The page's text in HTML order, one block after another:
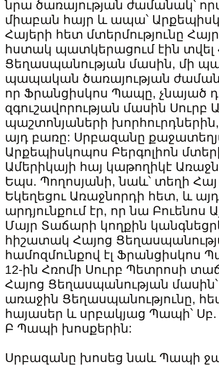
նրա ծառայության ժամանակ՝
միաբան հայր և ապա՝
Հայերի հետ մտերմությունը Հայր
հստակ պատկերացում էին տվել
Ցեղասպանության մասին, մի
պապական ծառայության
որ Ֆրանցիսկոս Պապը,
զգուշավորության մասին Սուրբ
պաշտոնյաների
այդ բառը: Սրբազանը
Արքեպիսկոպոս Բերգոլիոն
Ամերիկայի հայ կաթողիկէ
Եպս. Պողոսյանի, նաև՝ տեղի
Եկեղեցու Առաջնորդի հետ, և
արդյունքում էր, որ նա Բուենոս
Մայր Տաճարի կողքին
հիշատակ Հայոց
համոզմունքով էլ Ֆրանցիսկոս
12-ին Հռոմի Սուրբ Պետրոսի
Հայոց Ցեղասպանության
առաջին Ցեղասպանությունը,
հայասեր և սրբակյաց Պապի՝
Բ Պապի խոսքերին:
Սրբազանը խոսեց նաև Պապի